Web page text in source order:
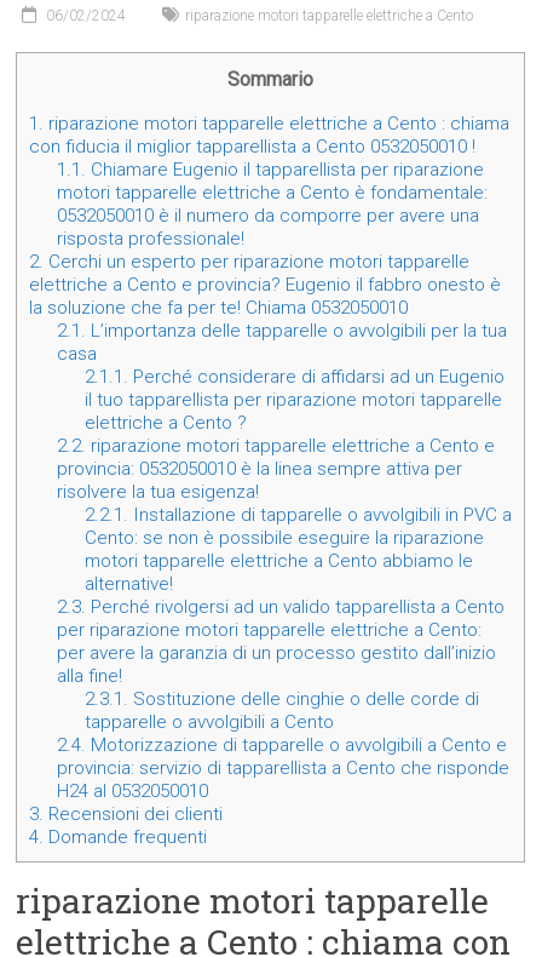
06/02/2024 riparazione motori tapparelle elettriche a Cento
Sommario
1. riparazione motori tapparelle elettriche a Cento : chiama
con fiducia il miglior tapparellista a Cento 0532050010 !
1.1. Chiamare Eugenio il tapparellista per riparazione
motori tapparelle elettriche a Cento è fondamentale:
0532050010 è il numero da comporre per avere una
risposta professionale!
2. Cerchi un esperto per riparazione motori tapparelle
elettriche a Cento e provincia? Eugenio il fabbro onesto è
la soluzione che fa per te! Chiama 0532050010
2.1. L’importanza delle tapparelle o avvolgibili per la tua
casa
2.1.1. Perché considerare di affidarsi ad un Eugenio
il tuo tapparellista per riparazione motori tapparelle
elettriche a Cento ?
2.2. riparazione motori tapparelle elettriche a Cento e
provincia: 0532050010 è la linea sempre attiva per
risolvere la tua esigenza!
2.2.1. Installazione di tapparelle o avvolgibili in PVC a
Cento: se non è possibile eseguire la riparazione
motori tapparelle elettriche a Cento abbiamo le
alternative!
2.3. Perché rivolgersi ad un valido tapparellista a Cento
per riparazione motori tapparelle elettriche a Cento:
per avere la garanzia di un processo gestito dall’inizio
alla fine!
2.3.1. Sostituzione delle cinghie o delle corde di
tapparelle o avvolgibili a Cento
2.4. Motorizzazione di tapparelle o avvolgibili a Cento e
provincia: servizio di tapparellista a Cento che risponde
H24 al 0532050010
3. Recensioni dei clienti
4. Domande frequenti
riparazione motori tapparelle
elettriche a Cento : chiama con